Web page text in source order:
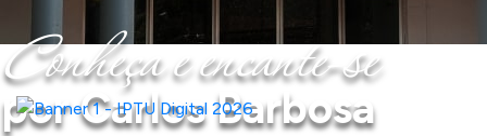
Conheça e encante-se
por Carlos Barbosa
Conheça e